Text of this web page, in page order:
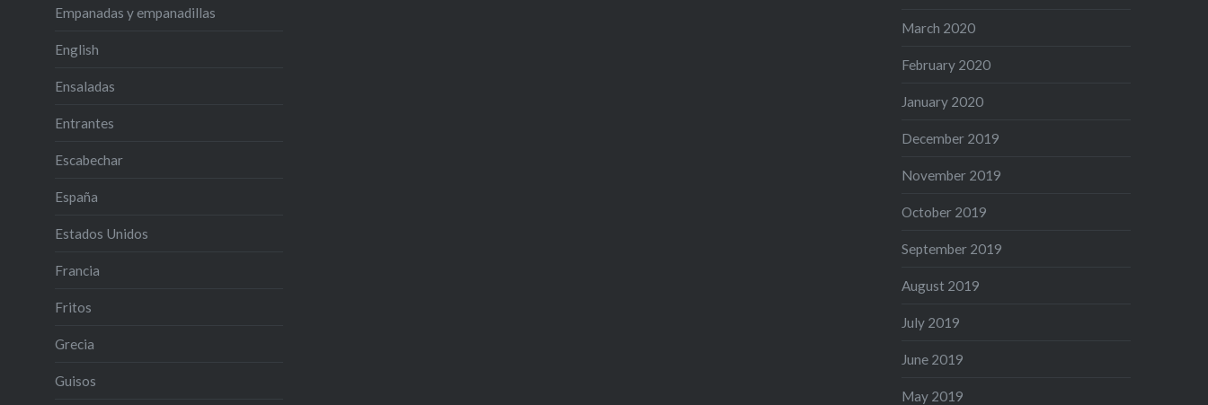
March 2020
February 2020
January 2020
December 2019
November 2019
October 2019
September 2019
August 2019
July 2019
June 2019
May 2019
Empanadas y empanadillas
English
Ensaladas
Entrantes
Escabechar
España
Estados Unidos
Francia
Fritos
Grecia
Guisos